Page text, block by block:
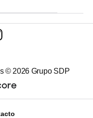
© 2026 Grupo SDP